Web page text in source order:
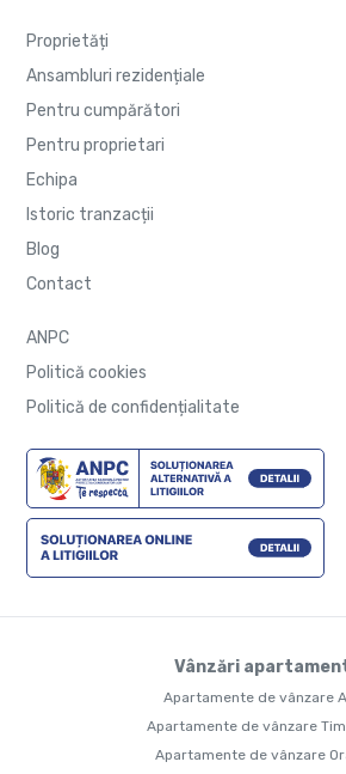
Proprietăți
Ansambluri rezidențiale
Pentru cumpărători
Pentru proprietari
Echipa
Istoric tranzacții
Blog
Contact
ANPC
Politică cookies
Politică de confidențialitate
Vânzări
Apartamente de vânzare
Apartamente de vânzare
Apartamente de vânzare